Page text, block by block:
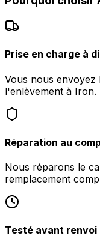
Prise en charge à
Vous nous
l'enlèvement à Iron.
Réparation au
Nous réparons le
remplacement
Testé avant renvoi